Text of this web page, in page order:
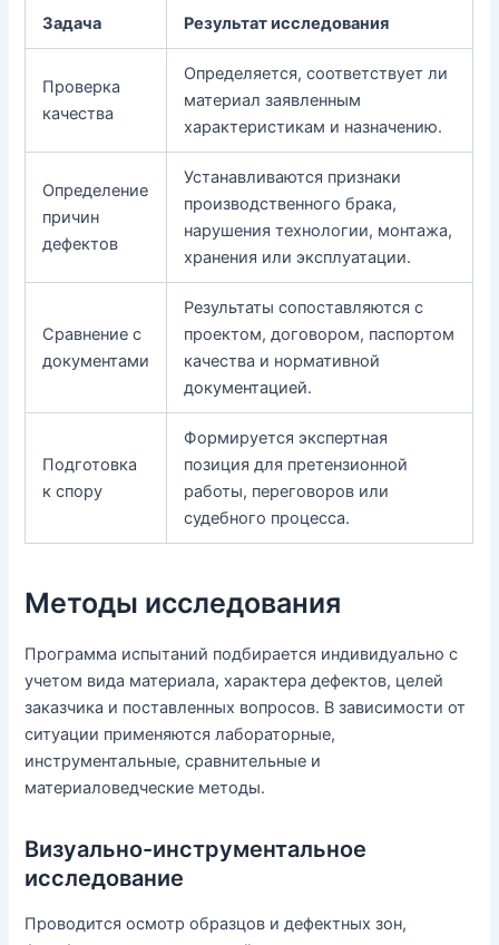
Задача Результат исследования
Проверка
качества
Определяется, соответствует ли
материал заявленным
характеристикам и назначению.
Определение
причин
дефектов
Устанавливаются признаки
производственного брака,
нарушения технологии, монтажа,
хранения или эксплуатации.
Сравнение с
документами
Результаты сопоставляются с
проектом, договором, паспортом
качества и нормативной
документацией.
Подготовка
к спору
Формируется экспертная
позиция для претензионной
работы, переговоров или
судебного процесса.
Методы исследования
Программа испытаний подбирается индивидуально с
учетом вида материала, характера дефектов, целей
заказчика и поставленных вопросов. В зависимости от
ситуации применяются лабораторные,
инструментальные, сравнительные и
материаловедческие методы.
Визуально-инструментальное
исследование
Проводится осмотр образцов и дефектных зон,